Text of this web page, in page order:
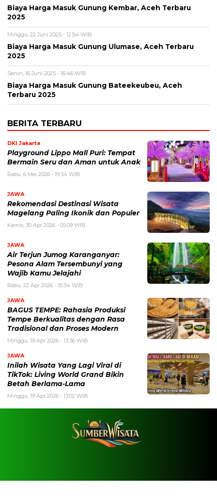
Biaya Harga Masuk Gunung Kembar, Aceh Terbaru
2025
Minggu, 22 Juni 2025 - 12:54 WIB
Biaya Harga Masuk Gunung Ulumase, Aceh Terbaru
2025
Senin, 16 Juni 2025 - 16:46 WIB
Biaya Harga Masuk Gunung Bateekeubeu, Aceh
Terbaru 2025
BERITA TERBARU
DKI Jakarta
Playground Lippo Mall Puri: Tempat
Bermain Seru dan Aman untuk Anak
Rabu, 6 Mei 2026 - 19:34 WIB
JAWA
Rekomendasi Destinasi Wisata
Magelang Paling Ikonik dan Populer
Kamis, 30 Apr 2026 - 05:09 WIB
JAWA
Air Terjun Jumog Karanganyar:
Pesona Alam Tersembunyi yang
Wajib Kamu Jelajahi
Rabu, 22 Apr 2026 - 15:34 WIB
JAWA
BAGUS TEMPE: Rahasia Produksi
Tempe Berkualitas dengan Rasa
Tradisional dan Proses Modern
Minggu, 19 Apr 2026 - 13:36 WIB
JAWA
Inilah Wisata Yang Lagi Viral di
TikTok: Living World Grand Bikin
Betah Berlama-Lama
Minggu, 19 Apr 2026 - 13:02 WIB